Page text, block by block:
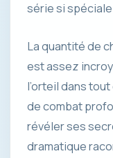
série si
La quantité de
est assez
l’orteil dans tout
de combat
révéler ses
dramatique